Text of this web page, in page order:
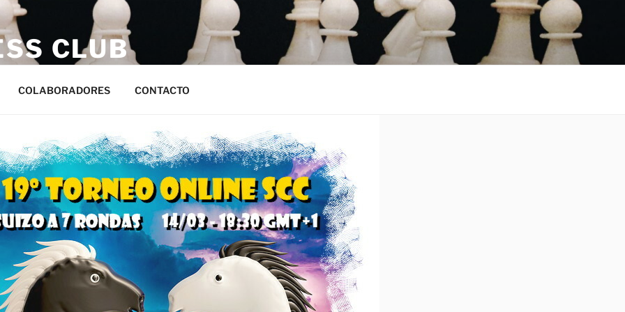
CLUB
COLABORADORES CONTACTO